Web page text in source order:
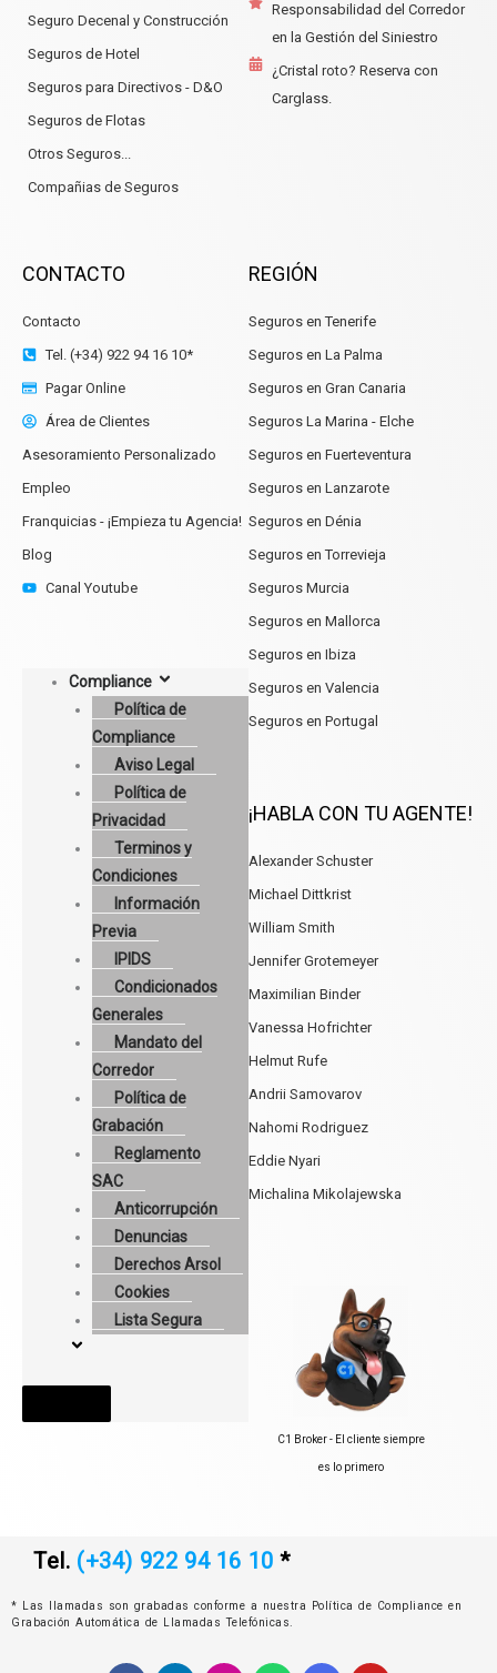
Seguro Decenal y Construcción
Seguros de Hotel
Seguros para Directivos - D&O
Seguros de Flotas
Otros Seguros...
Compañias de Seguros
Responsabilidad del Corredor
en la Gestión del Siniestro
¿Cristal roto? Reserva con
Carglass.
CONTACTO
Contacto
Tel. (+34) 922 94 16 10*
Pagar Online
Área de Clientes
Asesoramiento Personalizado
Empleo
Franquicias - ¡Empieza tu Agencia!
Blog
Canal Youtube
Compliance
Política de
Compliance
Aviso Legal
Política de
Privacidad
Terminos y
Condiciones
Información
Previa
IPIDS
Condicionados
Generales
Mandato del
Corredor
Política de
Grabación
Reglamento
SAC
Anticorrupción
Denuncias
Derechos Arsol
Cookies
Lista Segura
REGIÓN
Seguros en Tenerife
Seguros en La Palma
Seguros en Gran Canaria
Seguros La Marina - Elche
Seguros en Fuerteventura
Seguros en Lanzarote
Seguros en Dénia
Seguros en Torrevieja
Seguros Murcia
Seguros en Mallorca
Seguros en Ibiza
Seguros en Valencia
Seguros en Portugal
¡HABLA CON TU AGENTE!
Alexander Schuster
Michael Dittkrist
William Smith
Jennifer Grotemeyer
Maximilian Binder
Vanessa Hofrichter
Helmut Rufe
Andrii Samovarov
Nahomi Rodriguez
Eddie Nyari
Michalina Mikolajewska
C1 Broker - El cliente siempre
es lo primero
Tel. (+34) 922 94 16 10*
* Las llamadas son grabadas conforme a nuestra Política de Compliance en
Grabación Automática de Llamadas Telefónicas.